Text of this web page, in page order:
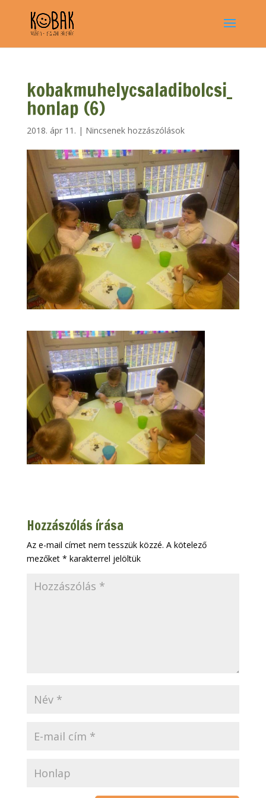
kobakmuhelycsaladibolcsi_
honlap (6)
2018. ápr 11. | Nincsenek hozzászólások
Hozzászólás írása
Az e-mail címet nem tesszük közzé. A kötelező
mezőket * karakterrel jelöltük